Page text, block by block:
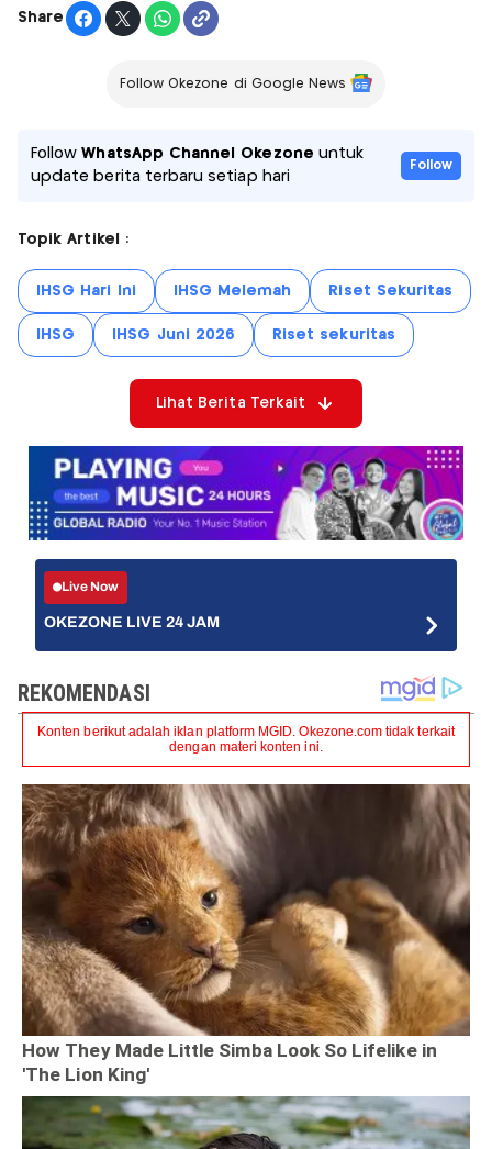
Share
Follow Okezone di Google News
FollowWhatsApp Channel Okezone untuk
update berita terbaru setiap hari
Follow
Topik Artikel :
IHSG Hari Ini IHSG Melemah Riset Sekuritas
IHSG IHSG Juni 2026 Riset sekuritas
Lihat Berita Terkait
Live Now
OKEZONE LIVE 24 JAM